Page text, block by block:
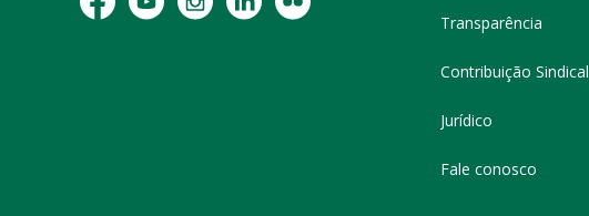
Transparência
Contribuição Sindical
Jurídico
Fale conosco